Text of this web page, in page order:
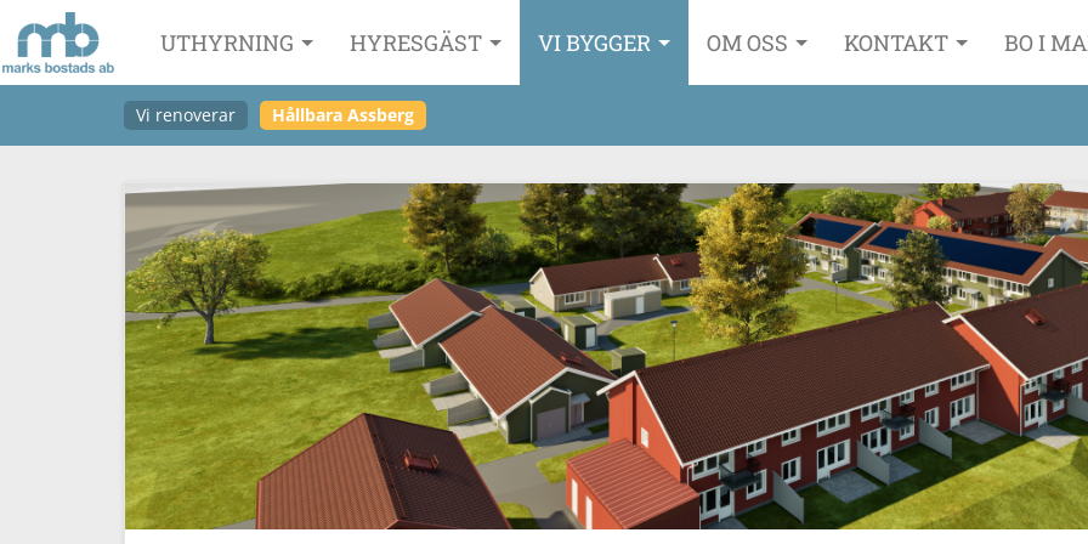
UTHYRNING HYRESGÄST VI BYGGER OM OSS KONTAKT BO I
Vi renoverar Hållbara Assberg